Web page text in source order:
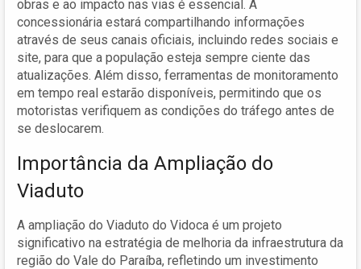
obras e ao impacto nas vias é essencial. A
concessionária estará compartilhando informações
através de seus canais oficiais, incluindo redes sociais e
site, para que a população esteja sempre ciente das
atualizações. Além disso, ferramentas de monitoramento
em tempo real estarão disponíveis, permitindo que os
motoristas verifiquem as condições do tráfego antes de
se deslocarem.
Importância da Ampliação do
Viaduto
A ampliação do Viaduto do Vidoca é um projeto
significativo na estratégia de melhoria da infraestrutura da
região do Vale do Paraíba, refletindo um investimento